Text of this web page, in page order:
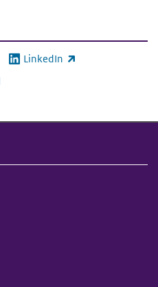
LinkedIn
(externe link)